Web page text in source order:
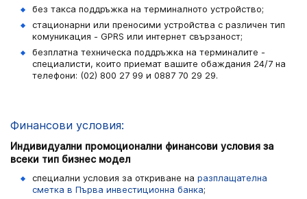
без такса поддръжка на терминалното устройство;
стационарни или преносими устройства с различен тип
комуникация - GPRS или интернет свързаност;
безплатна техническа поддръжка на терминалите -
специалисти, които приемат вашите обаждания 24/7 на
телефони: (02) 800 27 99 и 0887 70 29 29.
Финансови условия:
Индивидуални промоционални финансови условия за
всеки тип бизнес модел
специални условия за откриване на разплащателна
сметка в Първа инвестиционна банка;